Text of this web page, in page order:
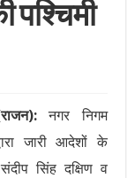
पश्चिमी
नगर निगम
जारी आदेशों के
सिंह दक्षिण व